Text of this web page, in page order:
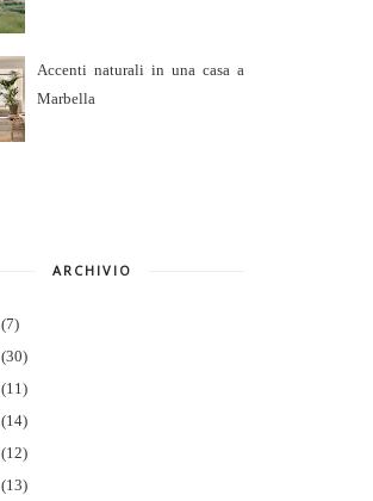
Accenti naturali in una casa a
Marbella
ARCHIVIO
(7)
(30)
(11)
(14)
(12)
(13)